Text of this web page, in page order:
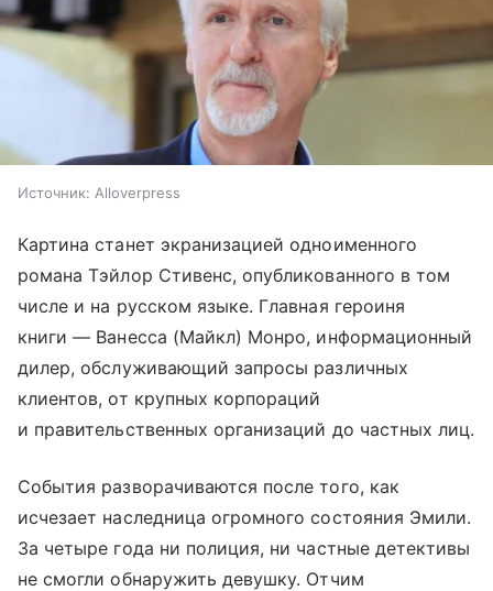
Источник: Alloverpress
Картина станет экранизацией одноименного
романа Тэйлор Стивенс, опубликованного в том
числе и на русском языке. Главная героиня
книги — Ванесса (Майкл) Монро, информационный
дилер, обслуживающий запросы различных
клиентов, от крупных корпораций
и правительственных организаций до частных лиц.
События разворачиваются после того, как
исчезает наследница огромного состояния Эмили.
За четыре года ни полиция, ни частные детективы
не смогли обнаружить девушку. Отчим